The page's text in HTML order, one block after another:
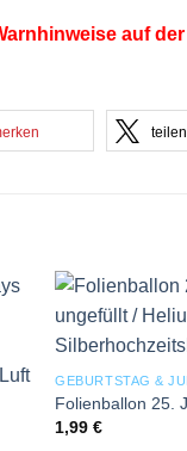
auf
teilen
GEBURTSTAG &
Folienballon 25.
1,99€